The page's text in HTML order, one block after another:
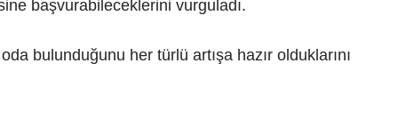
başvurabileceklerini vurguladı.
bulunduğunu her türlü artışa hazır olduklarını